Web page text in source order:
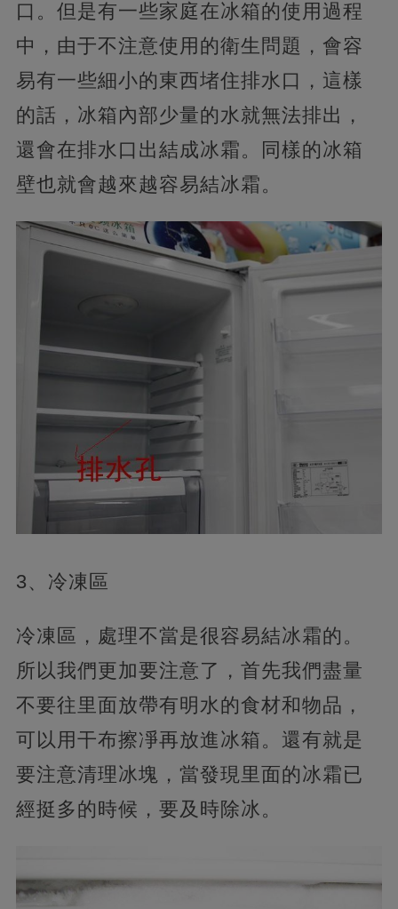
口。但是有一些家庭在冰箱的使用過程
中，由于不注意使用的衛生問題，會容
易有一些細小的東西堵住排水口，這樣
的話，冰箱內部少量的水就無法排出，
還會在排水口出結成冰霜。同樣的冰箱
壁也就會越來越容易結冰霜。
3、冷凍區
冷凍區，處理不當是很容易結冰霜的。
所以我們更加要注意了，首先我們盡量
不要往里面放帶有明水的食材和物品，
可以用干布擦凈再放進冰箱。還有就是
要注意清理冰塊，當發現里面的冰霜已
經挺多的時候，要及時除冰。